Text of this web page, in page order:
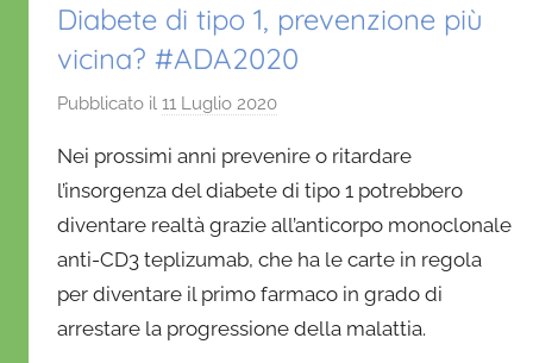
Diabete di tipo 1, prevenzione più
vicina? #ADA2020
Pubblicato il 11 Luglio 2020
D
a
n
i
e
l
Nei prossimi anni prevenire o ritardare
l’insorgenza del diabete di tipo 1 potrebbero
diventare realtà grazie all’anticorpo monoclonale
anti-CD3 teplizumab, che ha le carte in regola
per diventare il primo farmaco in grado di
arrestare la progressione della malattia.